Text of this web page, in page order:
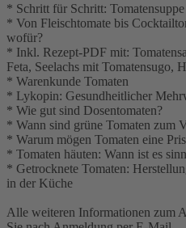
* Schritt für Schritt:
* Von Fleischtomate bis
wofür?
* Inkl. Rezept-PDF mit:
Feta, Seelachs mit Tomatensugo,
* Warenkunde Tomaten
* Lykopin: Gesundheitlicher
* Wie gut sind Dosentomaten?
* Wann sind grüne Tomaten zum
* Warum mögen Tomaten eine
* Tomaten häuten: Wann ist es
* Getrocknete Tomaten:
in der Küche
Alle weiteren Informationen zum